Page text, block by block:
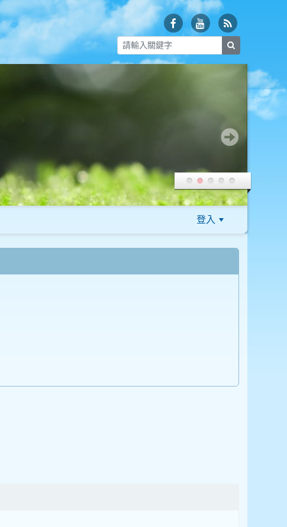
登入